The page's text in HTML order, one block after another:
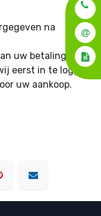
na
uw betaling.
eerst in te loggen
uw aankoop.